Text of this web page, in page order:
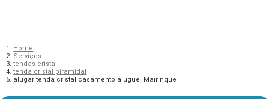
Home
Serviços
tendas cristal
tenda cristal piramidal
alugar tenda cristal casamento aluguel Mairinque